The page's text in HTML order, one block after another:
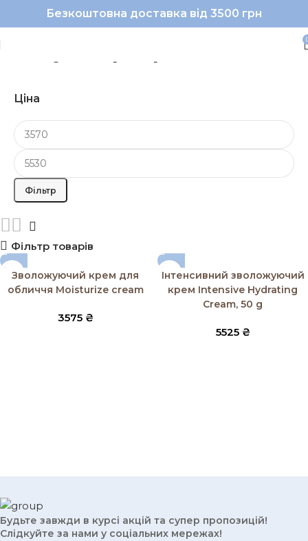
Безкоштовна доставка від 3500 грн
Ціна
Фільтр
Фільтр товарів
Зволожуючий крем для
обличчя Moisturize cream
3575 ₴
Інтенсивний зволожуючий
крем Intensive Hydrating
Cream, 50 g
5525 ₴
Будьте завжди в курсі акцій та супер пропозицій!
Слідкуйте за нами у соціальних мережах!